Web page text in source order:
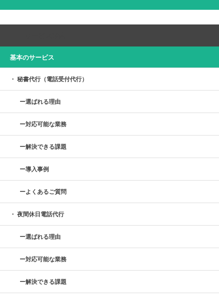
基本のサービス
秘書代行（電話受付代行）
選ばれる理由
対応可能な業務
解決できる課題
導入事例
よくあるご質問
夜間休日電話代行
選ばれる理由
対応可能な業務
解決できる課題